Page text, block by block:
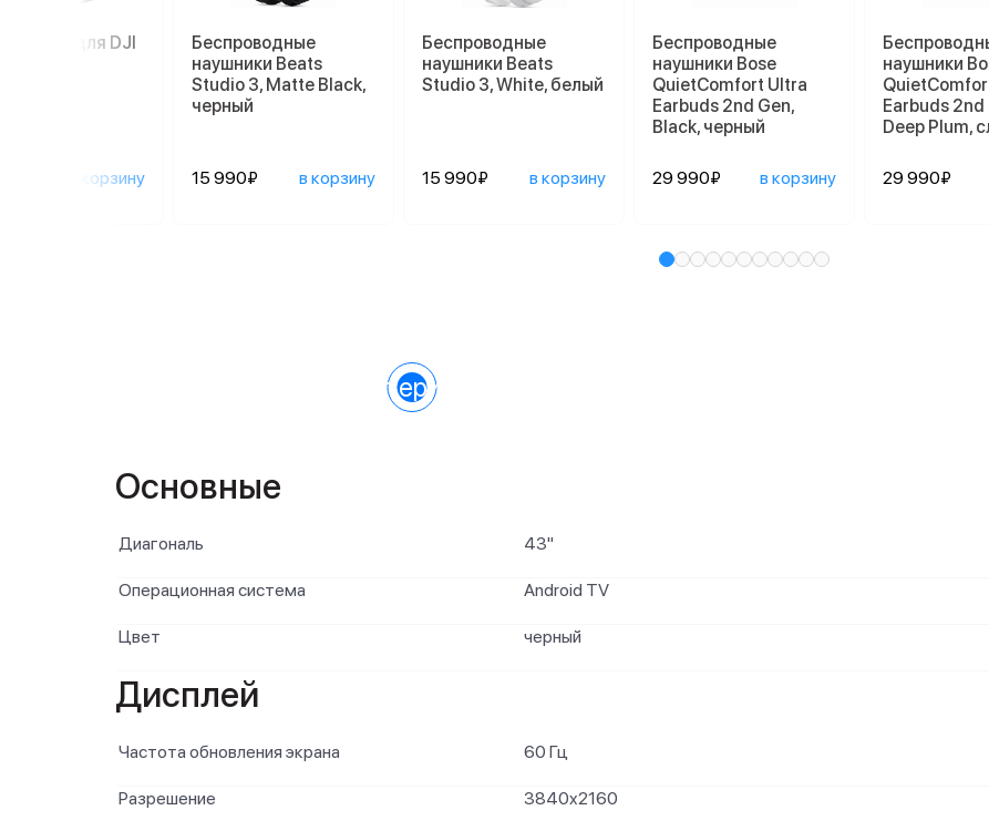
для DJI
в корзину
Беспроводные
наушники Beats
Studio 3, Matte Black,
черный
15 990₽ в корзину
Беспроводные
наушники Beats
Studio 3, White, белый
15 990₽ в корзину
Беспроводные
наушники Bose
QuietComfort Ultra
Earbuds 2nd Gen,
Black, черный
29 990₽ в корзину
наушники
Earbuds 2nd
Deep Plum,
29 990₽
Характеристики
Основные
Диагональ 43"
Операционная система Android TV
Цвет черный
Дисплей
Частота обновления экрана 60 Гц
Разрешение 3840x2160